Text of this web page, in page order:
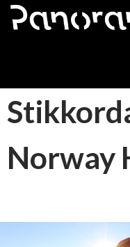
Søk
HOPP
Norway